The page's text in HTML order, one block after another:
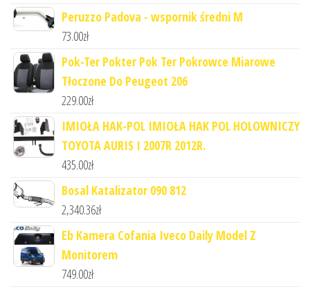
Peruzzo Padova - wspornik średni M
73.00zł
Pok-Ter Pokter Pok Ter Pokrowce Miarowe
Tłoczone Do Peugeot 206
229.00zł
IMIOŁA HAK-POL IMIOŁA HAK POL HOLOWNICZY
TOYOTA AURIS I 2007R 2012R.
435.00zł
Bosal Katalizator 090 812
2,340.36zł
Eb Kamera Cofania Iveco Daily Model Z
Monitorem
749.00zł